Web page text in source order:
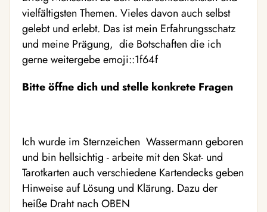
vielfältigsten Themen. Vieles davon auch selbst
gelebt und erlebt. Das ist mein Erfahrungsschatz
und meine Prägung, die Botschaften die ich
gerne weitergebe emoji::1f64f
Bitte öffne dich und stelle konkrete Fragen
Ich wurde im Sternzeichen Wassermann geboren
und bin hellsichtig - arbeite mit den Skat- und
Tarotkarten auch verschiedene Kartendecks geben
Hinweise auf Lösung und Klärung. Dazu der
heiße Draht nach OBEN